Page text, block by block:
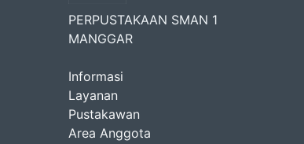
PERPUSTAKAAN SMAN 1
MANGGAR
Informasi
Layanan
Pustakawan
Area Anggota